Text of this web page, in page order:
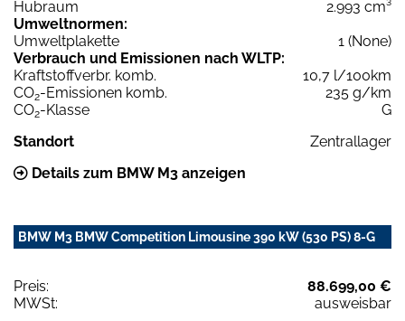
Hubraum
2.993 cm³
Umweltnormen:
Umweltplakette
1 (None)
Verbrauch und Emissionen nach WLTP:
Kraftstoffverbr. komb.
10,7 l/100km
CO2-Emissionen komb.
235 g/km
CO2-Klasse
G
Standort
Zentrallager
Details zum BMW M3 anzeigen
BMW M3 BMW Competition Limousine 390 kW (530 PS) 8-G
Preis:
88.699,00 €
MWSt:
ausweisbar